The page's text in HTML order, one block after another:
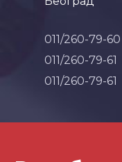
011/260-79-60
011/260-79-61
011/260-79-61